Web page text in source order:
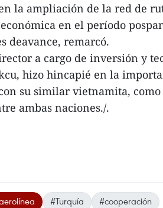
la ampliación de la red de
en el período
deavance, remarcó.
a cargo de inversión y
hizo hincapié en la
su similar vietnamita,
ambas naciones./.
#Turquía #cooperación